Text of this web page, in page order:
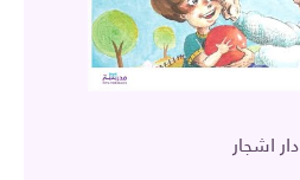
دار اشجار